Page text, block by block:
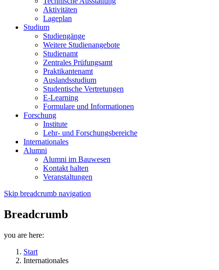
Aktivitäten
Lageplan
Studium
Studiengänge
Weitere Studienangebote
Studienamt
Zentrales Prüfungsamt
Praktikantenamt
Auslandsstudium
Studentische Vertretungen
E-Learning
Formulare und Informationen
Forschung
Institute
Lehr- und Forschungsbereiche
Internationales
Alumni
Alumni im Bauwesen
Kontakt halten
Veranstaltungen
Skip breadcrumb navigation
Breadcrumb
you are here:
Start
Internationales